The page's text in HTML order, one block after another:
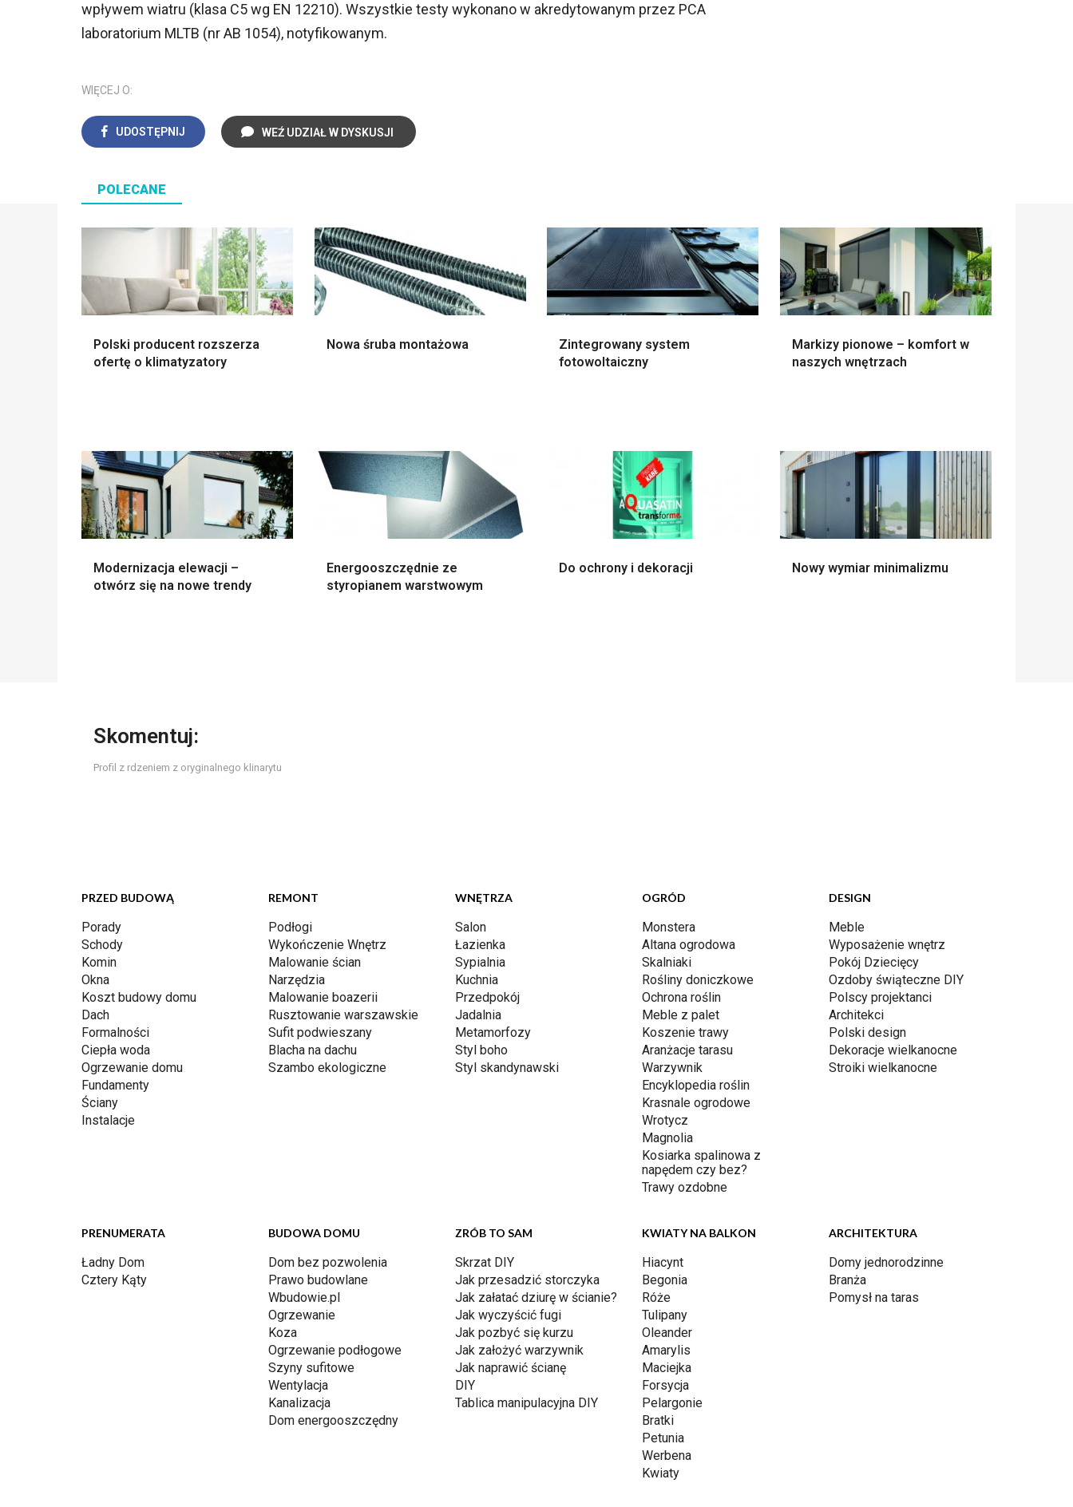
wpływem wiatru (klasa C5 wg EN 12210). Wszystkie testy wykonano w akredytowanym przez PCA
laboratorium MLTB (nr AB 1054), notyfikowanym.
WIĘCEJ O:
UDOSTĘPNIJ WEŹ UDZIAŁ W DYSKUSJI
POLECANE
Polski producent rozszerza
ofertę o klimatyzatory
Nowa śruba montażowa
Zintegrowany system
fotowoltaiczny
Markizy pionowe – komfort w
naszych wnętrzach
Modernizacja elewacji –
otwórz się na nowe trendy
Energooszczędnie ze
styropianem warstwowym
Do ochrony i dekoracji Nowy wymiar minimalizmu
Skomentuj:
Profil z rdzeniem z oryginalnego klinarytu
PRZED BUDOWĄ
Porady
Schody
Komin
Okna
Koszt budowy domu
Dach
Formalności
Ciepła woda
Ogrzewanie domu
Fundamenty
Ściany
Instalacje
REMONT
Podłogi
Wykończenie Wnętrz
Malowanie ścian
Narzędzia
Malowanie boazerii
Rusztowanie warszawskie
Sufit podwieszany
Blacha na dachu
Szambo ekologiczne
WNĘTRZA
Salon
Łazienka
Sypialnia
Kuchnia
Przedpokój
Jadalnia
Metamorfozy
Styl boho
Styl skandynawski
OGRÓD
Monstera
Altana ogrodowa
Skalniaki
Rośliny doniczkowe
Ochrona roślin
Meble z palet
Koszenie trawy
Aranżacje tarasu
Warzywnik
Encyklopedia roślin
Krasnale ogrodowe
Wrotycz
Magnolia
Kosiarka spalinowa z
napędem czy bez?
Trawy ozdobne
DESIGN
Meble
Wyposażenie wnętrz
Pokój Dziecięcy
Ozdoby świąteczne DIY
Polscy projektanci
Architekci
Polski design
Dekoracje wielkanocne
Stroiki wielkanocne
PRENUMERATA
Ładny Dom
Cztery Kąty
BUDOWA DOMU
Dom bez pozwolenia
Prawo budowlane
Wbudowie.pl
Ogrzewanie
Koza
Ogrzewanie podłogowe
Szyny sufitowe
Wentylacja
Kanalizacja
Dom energooszczędny
ZRÓB TO SAM
Skrzat DIY
Jak przesadzić storczyka
Jak załatać dziurę w ścianie?
Jak wyczyścić fugi
Jak pozbyć się kurzu
Jak założyć warzywnik
Jak naprawić ścianę
DIY
Tablica manipulacyjna DIY
KWIATY NA BALKON
Hiacynt
Begonia
Róże
Tulipany
Oleander
Amarylis
Maciejka
Forsycja
Pelargonie
Bratki
Petunia
Werbena
Kwiaty
ARCHITEKTURA
Domy jednorodzinne
Branża
Pomysł na taras